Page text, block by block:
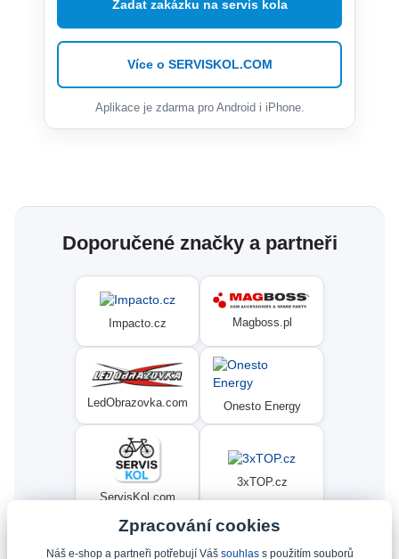
Zadat zakázku na servis kola
Více o SERVISKOL.COM
Aplikace je zdarma pro Android i iPhone.
Doporučené značky a partneři
Impacto.cz Magboss.pl
LedObrazovka.com Onesto Energy
ServisKol.com
3xTOP.cz
Zpracování cookies
Náš e-shop a partneři potřebují Váš souhlass použitím souborů